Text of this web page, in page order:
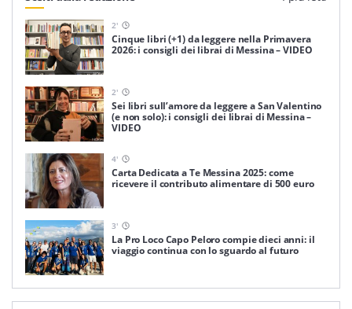
2'
Cinque libri (+1) da leggere nella Primavera
2026: i consigli dei librai di Messina – VIDEO
2'
Sei libri sull’amore da leggere a San Valentino
(e non solo): i consigli dei librai di Messina –
VIDEO
4'
Carta Dedicata a Te Messina 2025: come
ricevere il contributo alimentare di 500 euro
3'
La Pro Loco Capo Peloro compie dieci anni: il
viaggio continua con lo sguardo al futuro